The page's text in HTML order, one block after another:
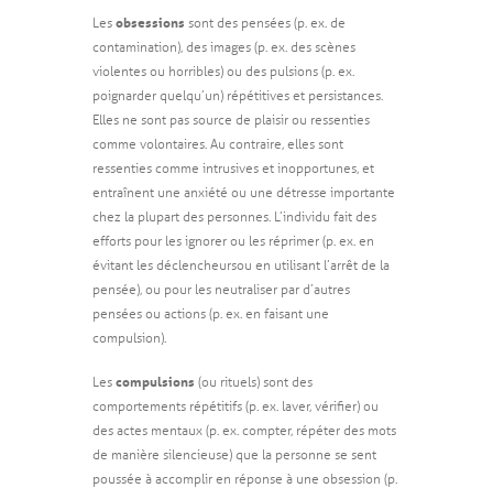
Les obsessions sont des pensées (p. ex. de
contamination), des images (p. ex. des scènes
violentes ou horribles) ou des pulsions (p. ex.
poignarder quelqu’un) répétitives et persistances.
Elles ne sont pas source de plaisir ou ressenties
comme volontaires. Au contraire, elles sont
ressenties comme intrusives et inopportunes, et
entraînent une anxiété ou une détresse importante
chez la plupart des personnes. L’individu fait des
efforts pour les ignorer ou les réprimer (p. ex. en
évitant les déclencheurs ou en utilisant l’arrêt de la
pensée), ou pour les neutraliser par d’autres
pensées ou actions (p. ex. en faisant une
compulsion).
Les compulsions (ou rituels) sont des
comportements répétitifs (p. ex. laver, vérifier) ou
des actes mentaux (p. ex. compter, répéter des mots
de manière silencieuse) que la personne se sent
poussée à accomplir en réponse à une obsession (p.